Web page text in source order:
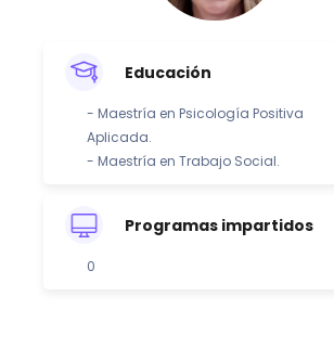
Educación
- Maestría en Psicología Positiva
Aplicada.
- Maestría en Trabajo Social.
Programas impartidos
0